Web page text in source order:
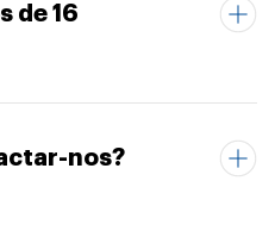
de 16
nos?